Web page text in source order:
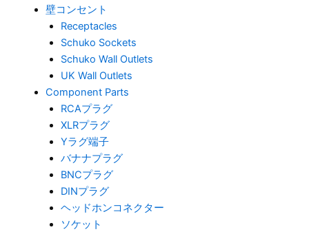
壁コンセント
Receptacles
Schuko Sockets
Schuko Wall Outlets
UK Wall Outlets
Component Parts
RCAプラグ
XLRプラグ
Yラグ端子
バナナプラグ
BNCプラグ
DINプラグ
ヘッドホンコネクター
ソケット